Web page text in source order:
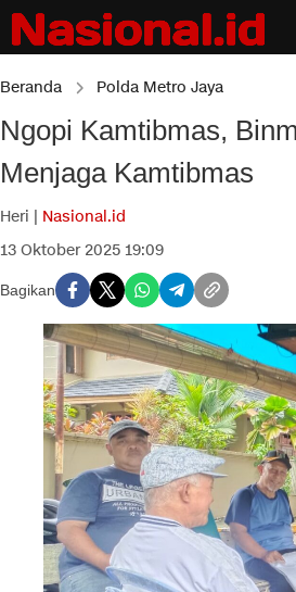
Beranda Polda Metro Jaya
Ngopi Kamtibmas,
Menjaga Kamtibmas
Heri | Nasional.id
13 Oktober 2025 19:09
Bagikan